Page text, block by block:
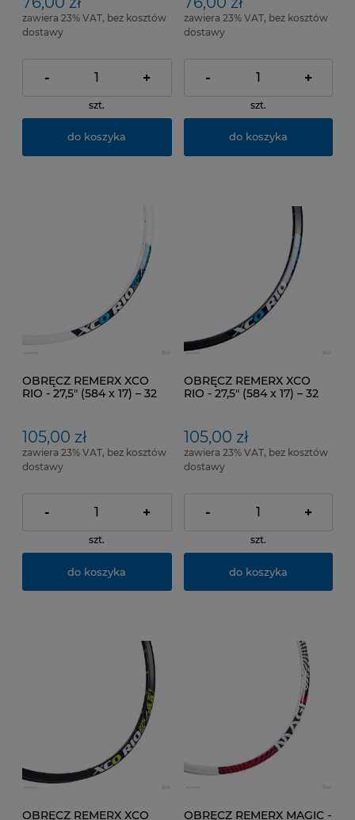
zawiera 23% VAT, bez kosztów
dostawy
- +
szt.
do koszyka
zawiera 23% VAT, bez kosztów
dostawy
- +
szt.
do koszyka
OBRĘCZ REMERX XCO
RIO - 27,5" (584 x 17) – 32
105,00 zł
zawiera 23% VAT, bez kosztów
dostawy
- +
szt.
do koszyka
OBRĘCZ REMERX XCO
RIO - 27,5" (584 x 17) – 32
105,00 zł
zawiera 23% VAT, bez kosztów
dostawy
- +
szt.
do koszyka
OBRĘCZ REMERX XCO OBRĘCZ REMERX MAGIC -